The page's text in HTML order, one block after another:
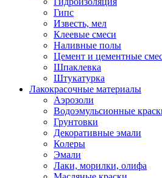
Гипс
Известь, мел
Клеевые смеси
Наливные полы
Цемент и цементные
Шпаклевка
Штукатурка
Лакокрасочные материалы
Аэрозоли
Водоэмульсионные
Грунтовки
Декоративные эмали
Колеры
Эмали
Лаки, морилки, олифа